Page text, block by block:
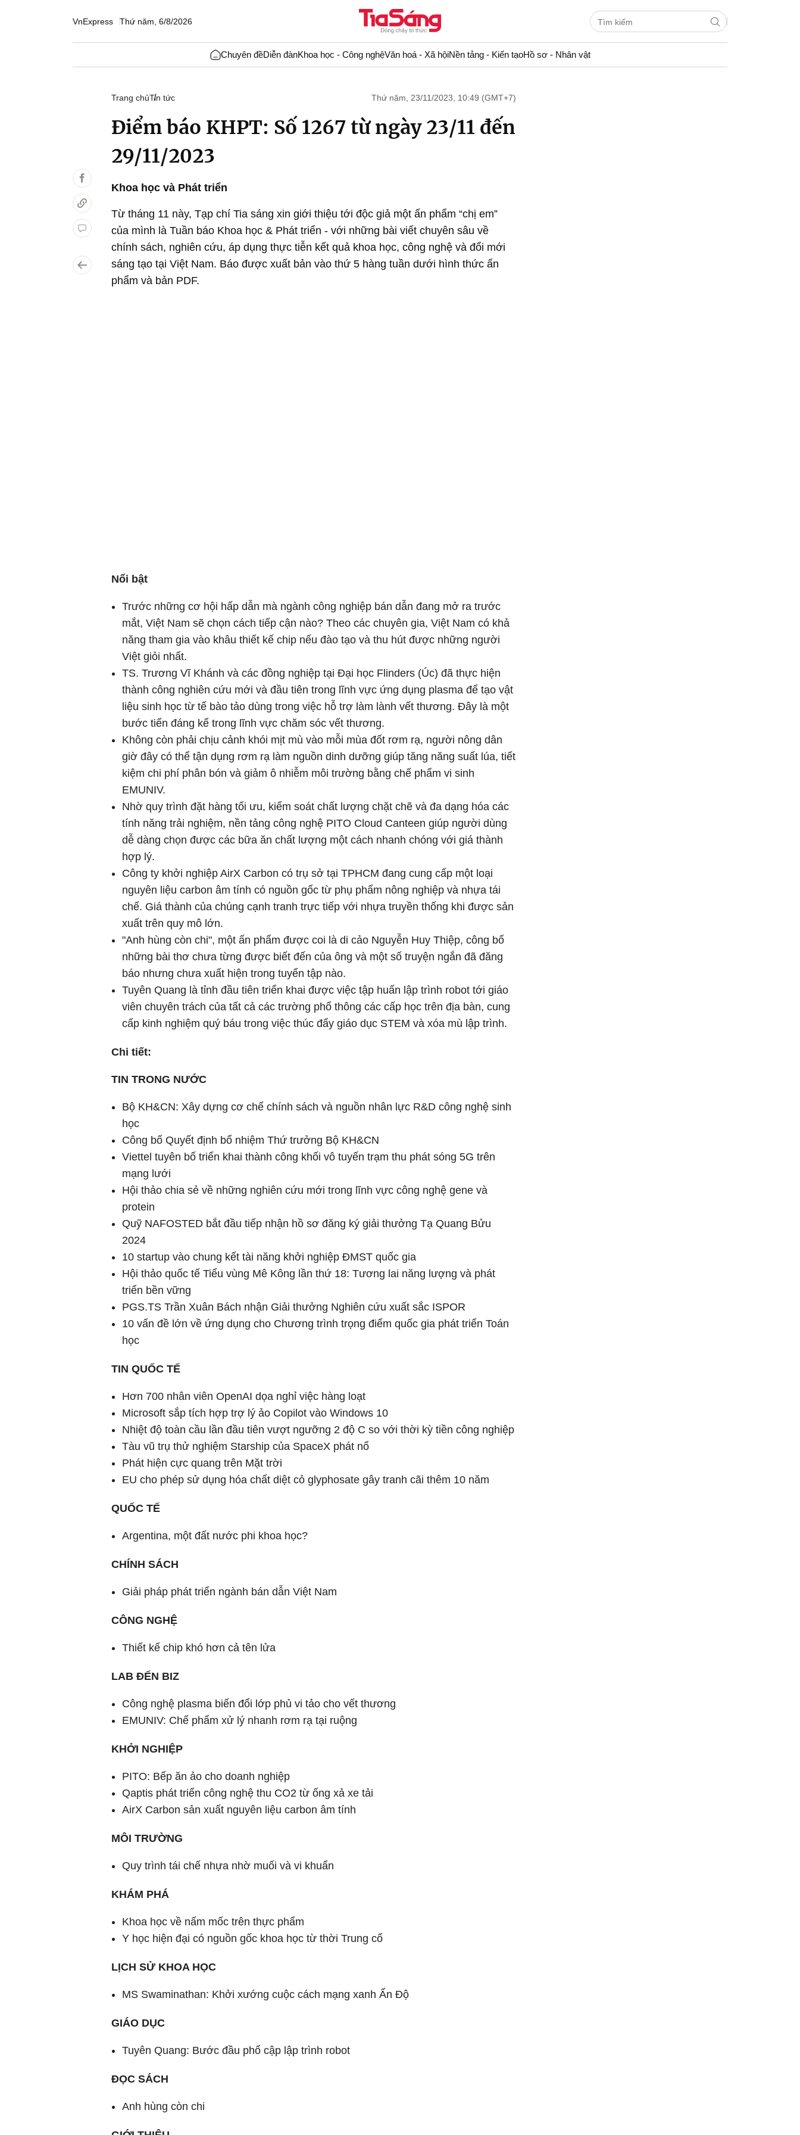
VnExpress Thứ năm, 6/8/2026
Chuyên đềDiễn đànKhoa học - Công nghệVăn hoá - Xã hộiNền tảng - Kiến tạoHồ sơ - Nhân vật
Trang chủTin tức Thứ năm, 23/11/2023, 10:49 (GMT+7)
Điểm báo KHPT: Số 1267 từ ngày 23/11 đến
29/11/2023
Khoa học và Phát triển
Từ tháng 11 này, Tạp chí Tia sáng xin giới thiệu tới độc giả một ấn phẩm “chị em”
của mình là Tuần báo Khoa học & Phát triển - với những bài viết chuyên sâu về
chính sách, nghiên cứu, áp dụng thực tiễn kết quả khoa học, công nghệ và đổi mới
sáng tạo tại Việt Nam. Báo được xuất bản vào thứ 5 hàng tuần dưới hình thức ấn
phẩm và bản PDF.
Nổi bật
Trước những cơ hội hấp dẫn mà ngành công nghiệp bán dẫn đang mở ra trước
mắt, Việt Nam sẽ chọn cách tiếp cận nào? Theo các chuyên gia, Việt Nam có khả
năng tham gia vào khâu thiết kế chip nếu đào tạo và thu hút được những người
Việt giỏi nhất.
TS. Trương Vĩ Khánh và các đồng nghiệp tại Đại học Flinders (Úc) đã thực hiện
thành công nghiên cứu mới và đầu tiên trong lĩnh vực ứng dụng plasma để tạo vật
liệu sinh học từ tế bào tảo dùng trong việc hỗ trợ làm lành vết thương. Đây là một
bước tiến đáng kể trong lĩnh vực chăm sóc vết thương.
Không còn phải chịu cảnh khói mịt mù vào mỗi mùa đốt rơm rạ, người nông dân
giờ đây có thể tận dụng rơm rạ làm nguồn dinh dưỡng giúp tăng năng suất lúa, tiết
kiệm chi phí phân bón và giảm ô nhiễm môi trường bằng chế phẩm vi sinh
EMUNIV.
Nhờ quy trình đặt hàng tối ưu, kiểm soát chất lượng chặt chẽ và đa dạng hóa các
tính năng trải nghiệm, nền tảng công nghệ PITO Cloud Canteen giúp người dùng
dễ dàng chọn được các bữa ăn chất lượng một cách nhanh chóng với giá thành
hợp lý.
Công ty khởi nghiệp AirX Carbon có trụ sở tại TPHCM đang cung cấp một loại
nguyên liệu carbon âm tính có nguồn gốc từ phụ phẩm nông nghiệp và nhựa tái
chế. Giá thành của chúng cạnh tranh trực tiếp với nhựa truyền thống khi được sản
xuất trên quy mô lớn.
"Anh hùng còn chi", một ấn phẩm được coi là di cảo Nguyễn Huy Thiệp, công bố
những bài thơ chưa từng được biết đến của ông và một số truyện ngắn đã đăng
báo nhưng chưa xuất hiện trong tuyển tập nào.
Tuyên Quang là tỉnh đầu tiên triển khai được việc tập huấn lập trình robot tới giáo
viên chuyên trách của tất cả các trường phổ thông các cấp học trên địa bàn, cung
cấp kinh nghiệm quý báu trong việc thúc đẩy giáo dục STEM và xóa mù lập trình.
Chi tiết:
TIN TRONG NƯỚC
Bộ KH&CN: Xây dựng cơ chế chính sách và nguồn nhân lực R&D công nghệ sinh
học
Công bố Quyết định bổ nhiệm Thứ trưởng Bộ KH&CN
Viettel tuyên bố triển khai thành công khối vô tuyến trạm thu phát sóng 5G trên
mạng lưới
Hội thảo chia sẻ về những nghiên cứu mới trong lĩnh vực công nghệ gene và
protein
Quỹ NAFOSTED bắt đầu tiếp nhận hồ sơ đăng ký giải thưởng Tạ Quang Bửu
2024
10 startup vào chung kết tài năng khởi nghiệp ĐMST quốc gia
Hội thảo quốc tế Tiểu vùng Mê Kông lần thứ 18: Tương lai năng lượng và phát
triển bền vững
PGS.TS Trần Xuân Bách nhận Giải thưởng Nghiên cứu xuất sắc ISPOR
10 vấn đề lớn về ứng dụng cho Chương trình trọng điểm quốc gia phát triển Toán
học
TIN QUỐC TẾ
Hơn 700 nhân viên OpenAI dọa nghỉ việc hàng loạt
Microsoft sắp tích hợp trợ lý ảo Copilot vào Windows 10
Nhiệt độ toàn cầu lần đầu tiên vượt ngưỡng 2 độ C so với thời kỳ tiền công nghiệp
Tàu vũ trụ thử nghiệm Starship của SpaceX phát nổ
Phát hiện cực quang trên Mặt trời
EU cho phép sử dụng hóa chất diệt cỏ glyphosate gây tranh cãi thêm 10 năm
QUỐC TẾ
Argentina, một đất nước phi khoa học?
CHÍNH SÁCH
Giải pháp phát triển ngành bán dẫn Việt Nam
CÔNG NGHỆ
Thiết kế chip khó hơn cả tên lửa
LAB ĐẾN BIZ
Công nghệ plasma biến đổi lớp phủ vi tảo cho vết thương
EMUNIV: Chế phẩm xử lý nhanh rơm rạ tại ruộng
KHỞI NGHIỆP
PITO: Bếp ăn ảo cho doanh nghiệp
Qaptis phát triển công nghệ thu CO2 từ ống xả xe tải
AirX Carbon sản xuất nguyên liệu carbon âm tính
MÔI TRƯỜNG
Quy trình tái chế nhựa nhờ muối và vi khuẩn
KHÁM PHÁ
Khoa học về nấm mốc trên thực phẩm
Y học hiện đại có nguồn gốc khoa học từ thời Trung cổ
LỊCH SỬ KHOA HỌC
MS Swaminathan: Khởi xướng cuộc cách mạng xanh Ấn Độ
GIÁO DỤC
Tuyên Quang: Bước đầu phổ cập lập trình robot
ĐỌC SÁCH
Anh hùng còn chi